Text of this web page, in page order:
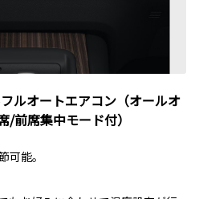
ルオートエアコン（オールオ
/前席集中モード付）
可能。